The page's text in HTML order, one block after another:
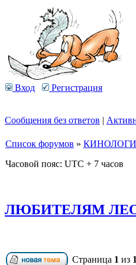
Вход Регистрация
Сообщения без ответов |
Список форумов »
Часовой пояс: UTC + 7 часов
ЛЮБИТЕЛЯМ
Страница 1 из 1